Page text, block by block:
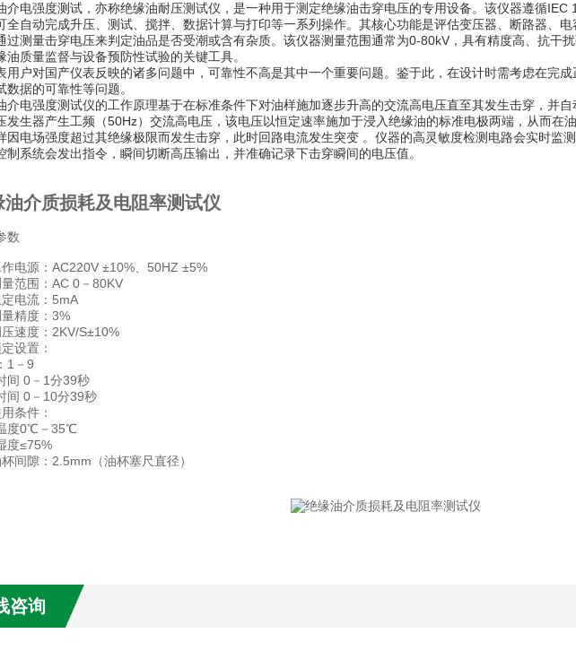
介电强度测试，亦称绝缘油耐压测试仪，是一种用于测定绝缘油击穿电压的专用设备。该仪器遵循
全自动完成升压、测试、搅拌、数据计算与打印等一系列操作。其核心功能是评估变压器、断路器、
过测量击穿电压来判定油品是否受潮或含有杂质。该仪器测量范围通常为0-80kV，具有精度高、抗干
油质量监督与设备预防性试验的关键工具。
用户对国产仪表反映的诸多问题中，可靠性不高是其中一个重要问题。鉴于此，在设计时需考虑在完
数据的可靠性等问题。
介电强度测试仪的工作原理基于在标准条件下对油样施加逐步升高的交流高电压直至其发生击穿，并
发生器产生工频（50Hz）交流高电压，该电压以恒定速率施加于浸入绝缘油的标准电极两端，从而在
因电场强度超过其绝缘极限而发生击穿，此时回路电流发生突变 。仪器的高灵敏度检测电路会实时监
制系统会发出指令，瞬间切断高压输出，并准确记录下击穿瞬间的电压值。
油介质损耗及电阻率测试仪
数
电源：AC220V ±10%、50HZ ±5%
范围：AC 0－80KV
电流：5mA
精度：3%
速度：2KV/S±10%
设置：
1－9
间 0－1分39秒
间 0－10分39秒
条件：
度0℃－35℃
度≤75%
间隙：2.5mm（油杯塞尺直径）
咨询